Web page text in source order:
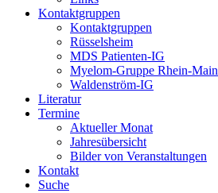
Kontaktgruppen
Kontaktgruppen
Rüsselsheim
MDS Patienten-IG
Myelom-Gruppe Rhein-Main
Waldenström-IG
Literatur
Termine
Aktueller Monat
Jahresübersicht
Bilder von Veranstaltungen
Kontakt
Suche